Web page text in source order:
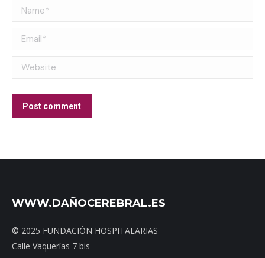
Name *
Email *
Website
Post comment
WWW.DAÑOCEREBRAL.ES
© 2025 FUNDACIÓN HOSPITALARIAS
Calle Vaquerías 7 bis